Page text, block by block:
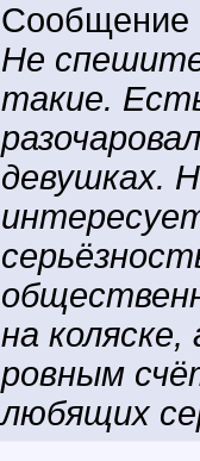
Сообщение
Не
такие.
девушках.
на
ровным
любящих